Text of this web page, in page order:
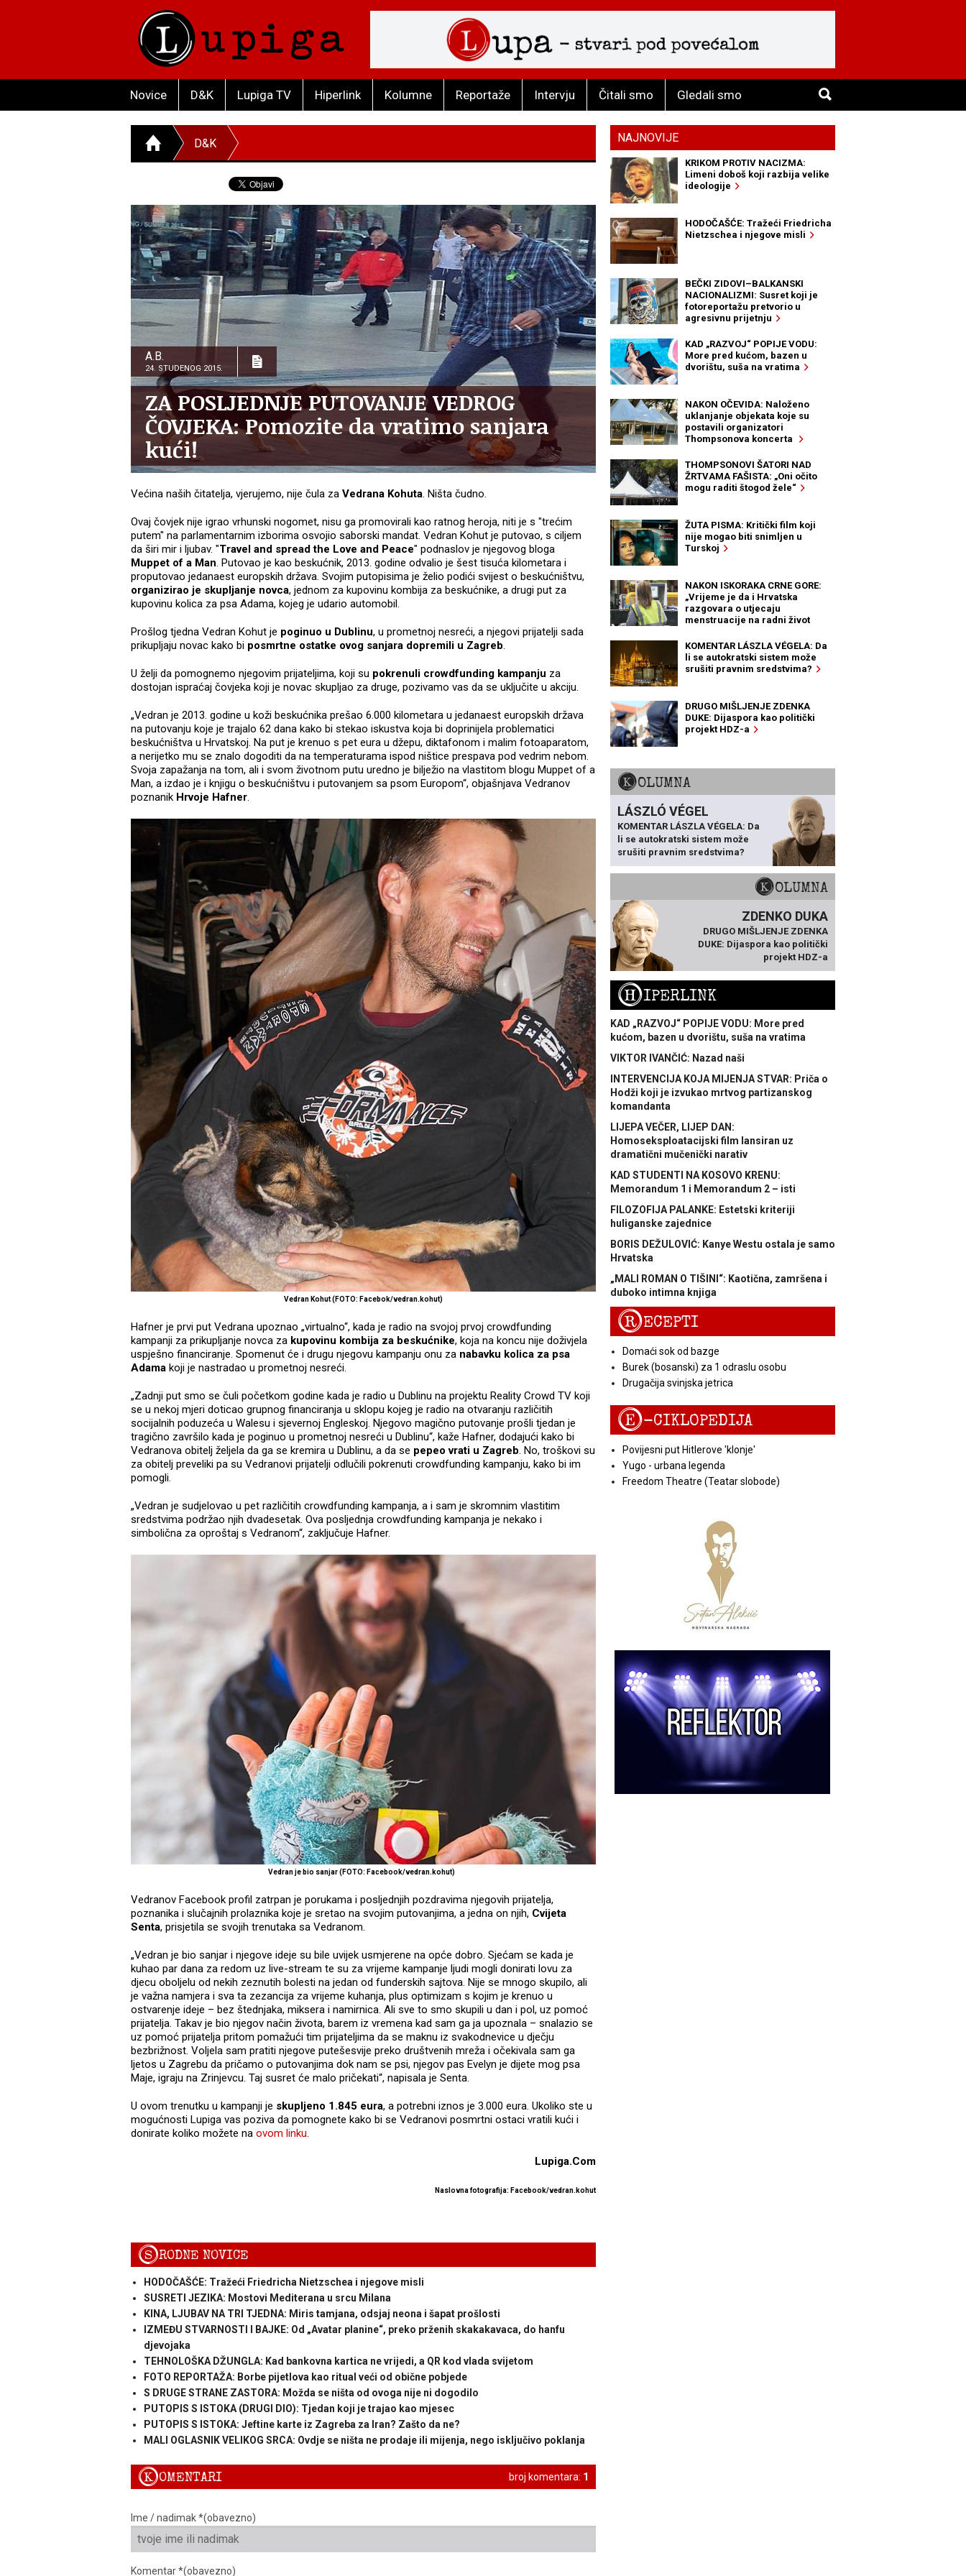
Novice D&K Lupiga TV Hiperlink Kolumne Reportaže Intervju Čitali smo Gledali smo
D&K
A.B.
24. STUDENOG 2015.
ZA POSLJEDNJE PUTOVANJE VEDROG
ČOVJEKA: Pomozite da vratimo sanjara
kući!
Većina naših čitatelja, vjerujemo, nije čula za Vedrana Kohuta. Ništa čudno.
Ovaj čovjek nije igrao vrhunski nogomet, nisu ga promovirali kao ratnog heroja, niti je s "trećim
putem" na parlamentarnim izborima osvojio saborski mandat. Vedran Kohut je putovao, s ciljem
da širi mir i ljubav. "Travel and spread the Love and Peace" podnaslov je njegovog bloga
Muppet of a Man. Putovao je kao beskućnik, 2013. godine odvalio je šest tisuća kilometara i
proputovao jedanaest europskih država. Svojim putopisima je želio podići svijest o beskućništvu,
organizirao je skupljanje novca, jednom za kupovinu kombija za beskućnike, a drugi put za
kupovinu kolica za psa Adama, kojeg je udario automobil.
Prošlog tjedna Vedran Kohut je poginuo u Dublinu, u prometnoj nesreći, a njegovi prijatelji sada
prikupljaju novac kako bi posmrtne ostatke ovog sanjara dopremili u Zagreb.
U želji da pomognemo njegovim prijateljima, koji su pokrenuli crowdfunding kampanju za
dostojan ispraćaj čovjeka koji je novac skupljao za druge, pozivamo vas da se uključite u akciju.
„Vedran je 2013. godine u koži beskućnika prešao 6.000 kilometara u jedanaest europskih država
na putovanju koje je trajalo 62 dana kako bi stekao iskustva koja bi doprinijela problematici
beskućništva u Hrvatskoj. Na put je krenuo s pet eura u džepu, diktafonom i malim fotoaparatom,
a nerijetko mu se znalo dogoditi da na temperaturama ispod ništice prespava pod vedrim nebom.
Svoja zapažanja na tom, ali i svom životnom putu uredno je bilježio na vlastitom blogu Muppet of a
Man, a izdao je i knjigu o beskućništvu i putovanjem sa psom Europom“, objašnjava Vedranov
poznanik Hrvoje Hafner.
Vedran Kohut (FOTO: Facebok/vedran.kohut)
Hafner je prvi put Vedrana upoznao „virtualno“, kada je radio na svojoj prvoj crowdfunding
kampanji za prikupljanje novca za kupovinu kombija za beskućnike, koja na koncu nije doživjela
uspješno financiranje. Spomenut će i drugu njegovu kampanju onu za nabavku kolica za psa
Adama koji je nastradao u prometnoj nesreći.
„Zadnji put smo se čuli početkom godine kada je radio u Dublinu na projektu Reality Crowd TV koji
se u nekoj mjeri doticao grupnog financiranja u sklopu kojeg je radio na otvaranju različitih
socijalnih poduzeća u Walesu i sjevernoj Engleskoj. Njegovo magično putovanje prošli tjedan je
tragično završilo kada je poginuo u prometnoj nesreći u Dublinu“, kaže Hafner, dodajući kako bi
Vedranova obitelj željela da ga se kremira u Dublinu, a da se pepeo vrati u Zagreb. No, troškovi su
za obitelj preveliki pa su Vedranovi prijatelji odlučili pokrenuti crowdfunding kampanju, kako bi im
pomogli.
„Vedran je sudjelovao u pet različitih crowdfunding kampanja, a i sam je skromnim vlastitim
sredstvima podržao njih dvadesetak. Ova posljednja crowdfunding kampanja je nekako i
simbolična za oproštaj s Vedranom“, zaključuje Hafner.
Vedran je bio sanjar (FOTO: Facebook/vedran.kohut)
Vedranov Facebook profil zatrpan je porukama i posljednjih pozdravima njegovih prijatelja,
poznanika i slučajnih prolaznika koje je sretao na svojim putovanjima, a jedna on njih, Cvijeta
Senta, prisjetila se svojih trenutaka sa Vedranom.
„Vedran je bio sanjar i njegove ideje su bile uvijek usmjerene na opće dobro. Sjećam se kada je
kuhao par dana za redom uz live-stream te su za vrijeme kampanje ljudi mogli donirati lovu za
djecu oboljelu od nekih zeznutih bolesti na jedan od funderskih sajtova. Nije se mnogo skupilo, ali
je važna namjera i sva ta zezancija za vrijeme kuhanja, plus optimizam s kojim je krenuo u
ostvarenje ideje – bez štednjaka, miksera i namirnica. Ali sve to smo skupili u dan i pol, uz pomoć
prijatelja. Takav je bio njegov način života, barem iz vremena kad sam ga ja upoznala – snalazio se
uz pomoć prijatelja pritom pomažući tim prijateljima da se maknu iz svakodnevice u dječju
bezbrižnost. Voljela sam pratiti njegove putešesvije preko društvenih mreža i očekivala sam ga
ljetos u Zagrebu da pričamo o putovanjima dok nam se psi, njegov pas Evelyn je dijete mog psa
Maje, igraju na Zrinjevcu. Taj susret će malo pričekati“, napisala je Senta.
U ovom trenutku u kampanji je skupljeno 1.845 eura, a potrebni iznos je 3.000 eura. Ukoliko ste u
mogućnosti Lupiga vas poziva da pomognete kako bi se Vedranovi posmrtni ostaci vratili kući i
donirate koliko možete na ovom linku.
Lupiga.Com
Naslovna fotografija: Facebook/vedran.kohut
SRODNE NOVICE
HODOČAŠĆE: Tražeći Friedricha Nietzschea i njegove misli
SUSRETI JEZIKA: Mostovi Mediterana u srcu Milana
KINA, LJUBAV NA TRI TJEDNA: Miris tamjana, odsjaj neona i šapat prošlosti
IZMEĐU STVARNOSTI I BAJKE: Od „Avatar planine“, preko prženih skakakavaca, do hanfu
djevojaka
TEHNOLOŠKA DŽUNGLA: Kad bankovna kartica ne vrijedi, a QR kod vlada svijetom
FOTO REPORTAŽA: Borbe pijetlova kao ritual veći od obične pobjede
S DRUGE STRANE ZASTORA: Možda se ništa od ovoga nije ni dogodilo
PUTOPIS S ISTOKA (DRUGI DIO): Tjedan koji je trajao kao mjesec
PUTOPIS S ISTOKA: Jeftine karte iz Zagreba za Iran? Zašto da ne?
MALI OGLASNIK VELIKOG SRCA: Ovdje se ništa ne prodaje ili mijenja, nego isključivo poklanja
broj komentara: 1
KOMENTARI
Ime / nadimak *(obavezno)
Komentar *(obavezno)
NAJNOVIJE
KRIKOM PROTIV NACIZMA:
Limeni doboš koji razbija velike
ideologije
HODOČAŠĆE: Tražeći Friedricha
Nietzschea i njegove misli
BEČKI ZIDOVI–BALKANSKI
NACIONALIZMI: Susret koji je
fotoreportažu pretvorio u
agresivnu prijetnju
KAD „RAZVOJ“ POPIJE VODU:
More pred kućom, bazen u
dvorištu, suša na vratima
NAKON OČEVIDA: Naloženo
uklanjanje objekata koje su
postavili organizatori
Thompsonova koncerta
THOMPSONOVI ŠATORI NAD
ŽRTVAMA FAŠISTA: „Oni očito
mogu raditi štogod žele“
ŽUTA PISMA: Kritički film koji
nije mogao biti snimljen u
Turskoj
NAKON ISKORAKA CRNE GORE:
„Vrijeme je da i Hrvatska
razgovara o utjecaju
menstruacije na radni život
KOMENTAR LÁSZLA VÉGELA: Da
li se autokratski sistem može
srušiti pravnim sredstvima?
DRUGO MIŠLJENJE ZDENKA
DUKE: Dijaspora kao politički
projekt HDZ-a
KOLUMNA
LÁSZLÓ VÉGEL
KOMENTAR LÁSZLA VÉGELA: Da
li se autokratski sistem može
srušiti pravnim sredstvima?
KOLUMNA
ZDENKO DUKA
DRUGO MIŠLJENJE ZDENKA
DUKE: Dijaspora kao politički
projekt HDZ-a
HIPERLINK
KAD „RAZVOJ“ POPIJE VODU: More pred
kućom, bazen u dvorištu, suša na vratima
VIKTOR IVANČIĆ: Nazad naši
INTERVENCIJA KOJA MIJENJA STVAR: Priča o
Hodži koji je izvukao mrtvog partizanskog
komandanta
LIJEPA VEČER, LIJEP DAN:
Homoseksploatacijski film lansiran uz
dramatični mučenički narativ
KAD STUDENTI NA KOSOVO KRENU:
Memorandum 1 i Memorandum 2 – isti
FILOZOFIJA PALANKE: Estetski kriteriji
huliganske zajednice
BORIS DEŽULOVIĆ: Kanye Westu ostala je samo
Hrvatska
„MALI ROMAN O TIŠINI“: Kaotična, zamršena i
duboko intimna knjiga
RECEPTI
Domaći sok od bazge
Burek (bosanski) za 1 odraslu osobu
Drugačija svinjska jetrica
E-CIKLOPEDIJA
Povijesni put Hitlerove 'klonje'
Yugo - urbana legenda
Freedom Theatre (Teatar slobode)